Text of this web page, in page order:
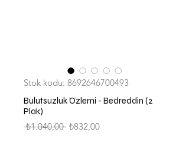
Stok kodu: 8692646700493
Bulutsuzluk Özlemi - Bedreddin (2
Plak)
₺1.040,00 Normal
₺832,00İndirimli